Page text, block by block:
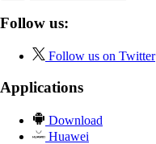
Follow us:
Follow us on Twitter
Applications
Download
Huawei